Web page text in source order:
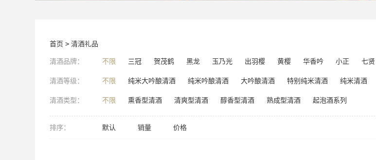
首页 > 清酒礼品
清酒品牌： 不限 三冠 贺茂鹤 黑龙 玉乃光 出羽樱 黄樱 华香吟 小正 七贤
清酒等级： 不限 纯米大吟酿清酒 纯米吟酿清酒 大吟酿清酒 特别纯米清酒 纯米清酒
清酒类型： 不限 熏香型清酒 清爽型清酒 醇香型清酒 熟成型清酒 起泡酒系列
排序： 默认 销量 价格